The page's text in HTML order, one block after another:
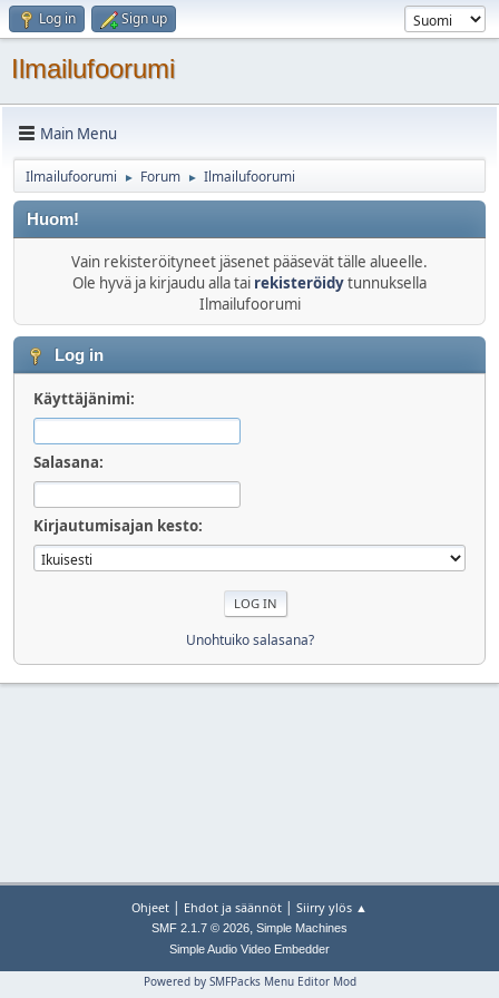
Log in Sign up
Ilmailufoorumi
Main Menu
Ilmailufoorumi ► Forum ► Ilmailufoorumi
Huom!
Vain rekisteröityneet jäsenet pääsevät tälle alueelle.
Ole hyvä ja kirjaudu alla tai rekisteröidytunnuksella
Ilmailufoorumi
Log in
Käyttäjänimi:
Salasana:
Kirjautumisajan kesto:
Unohtuiko salasana?
Ohjeet | Ehdot ja säännöt | Siirry ylös ▲
SMF 2.1.7 © 2026, Simple Machines
Simple Audio Video Embedder
Powered by SMFPacks Menu Editor Mod